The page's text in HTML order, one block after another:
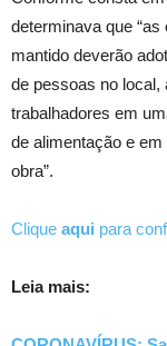
determinava que
mantido deverão
de pessoas no local,
trabalhadores em
de alimentação e
obra”.
Clique aqui para
Leia mais: